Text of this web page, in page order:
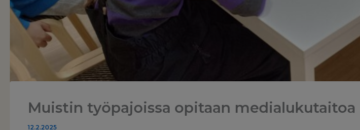
Muistin työpajoissa opitaan medialukutaitoa
12.2.2025